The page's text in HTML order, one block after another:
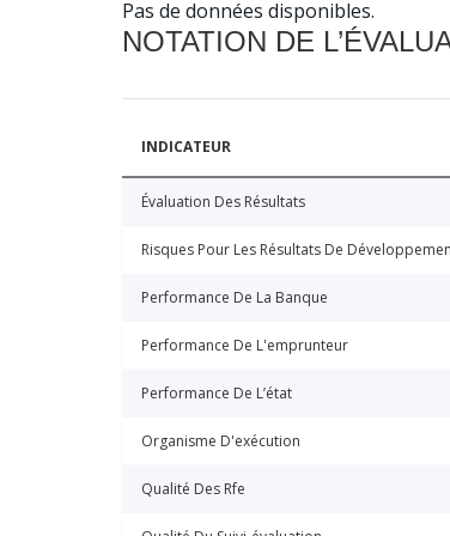
Pas de données disponibles.
NOTATION DE
INDICATEUR
Évaluation Des Résultats
Risques Pour Les Résultats De
Performance De La Banque
Performance De L'emprunteur
Performance De L’état
Organisme D'exécution
Qualité Des Rfe